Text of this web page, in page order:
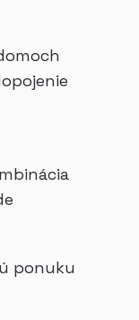
ponuku